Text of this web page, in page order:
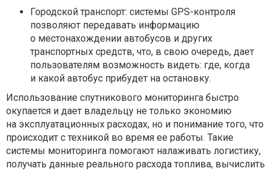
Городской транспорт: системы GPS-контроля
позволяют передавать информацию
о местонахождении автобусов и других
транспортных средств, что, в свою очередь, дает
пользователям возможность видеть: где, когда
и какой автобус прибудет на остановку.
Использование спутникового мониторинга быстро
окупается и дает владельцу не только экономию
на эксплуатационных расходах, но и понимание того, что
происходит с техникой во время ее работы. Такие
системы мониторинга помогают налаживать логистику,
получать данные реального расхода топлива, вычислить